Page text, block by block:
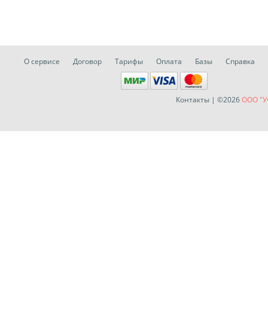
О сервисе Договор Тарифы Оплата Базы Справка
Контакты | ©2026ООО